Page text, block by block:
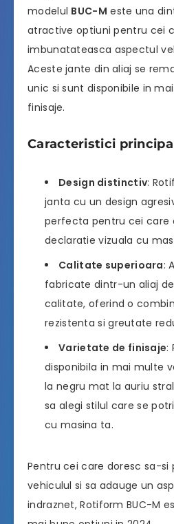
modelul BUC-M este una
atractive optiuni pentru cei
imbunatateasca aspectul
Aceste jante din aliaj se
unic si sunt disponibile in
finisaje.
Caracteristici
Design distinctiv:
janta cu un design
perfecta pentru cei care
declaratie vizuala cu
Calitate superioara:
fabricate dintr-un aliaj
calitate, oferind o
rezistenta si greutate
Varietate de finisaje:
disponibila in mai multe
la negru mat la auriu
sa alegi stilul care se
cu masina ta.
Pentru cei care doresc sa-si
vehiculul si sa adauge un
indraznet, Rotiform BUC-M